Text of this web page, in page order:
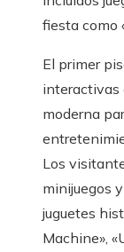
fiesta como
El primer
interactivas
moderna
Los
minijuegos
juguetes
Machine»,